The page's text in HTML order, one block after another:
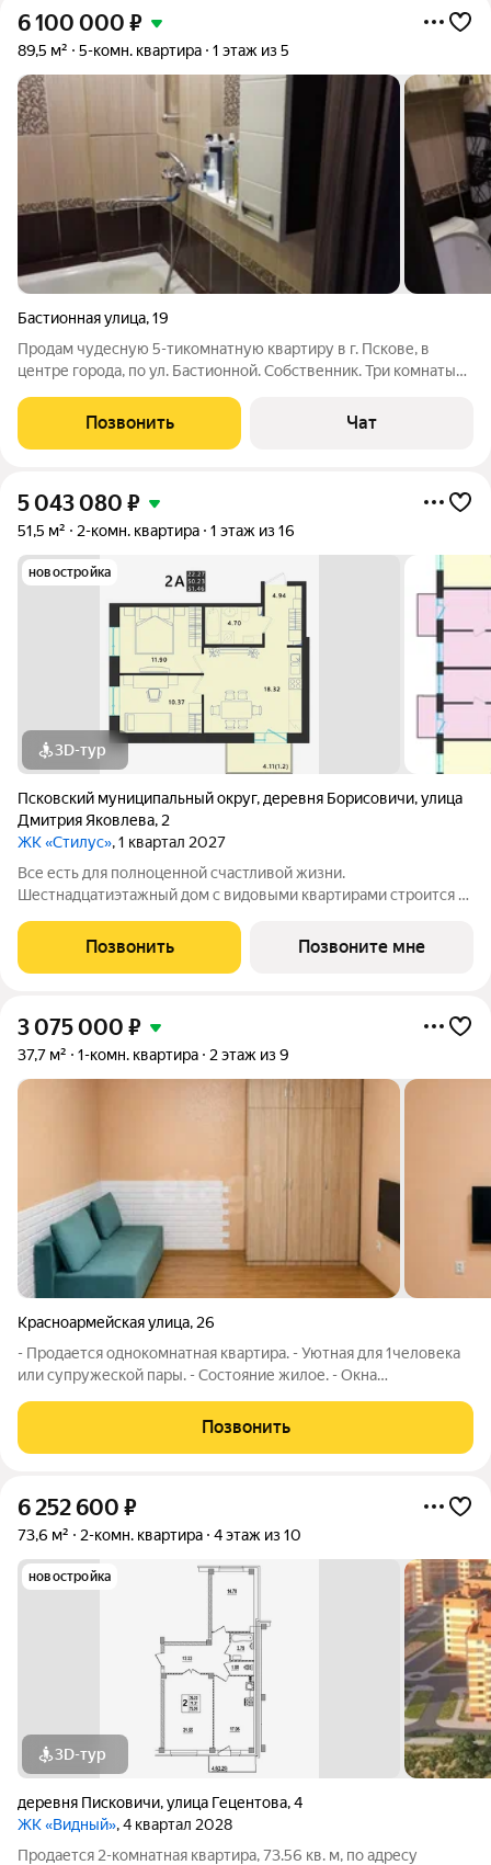
6 100 000 ₽
89,5 м² 5-комн. квартира 1 этаж из 5
Бастионная улица,19
Продам чудесную 5-тикомнатную квартиру в г. Пскове, в
центре города, по ул. Бастионной. Собственник. Три комнаты
перепланировка. В квартире три чулана, достойная кухня, в
ванне тёплые полы. Во
Позвонить Чат
5 043 080 ₽
51,5 м² 2-комн. квартира 1 этаж из 16
новостройка
3D-тур
Псковский муниципальный округ, деревня Борисовичи,улица
Дмитрия Яковлева, 2
ЖК «Стилус», 1 квартал 2027
Все есть для полноценной счастливой жизни.
Шестнадцатиэтажный дом с видовыми квартирами строится в
инфраструктуры микрорайона «Борисовичи». Здесь комфорт
сочетается с удобством: развитая
Позвонить Позвоните мне
3 075 000 ₽
37,7 м² 1-комн. квартира 2 этаж из 9
Красноармейская улица, 26
- Продается однокомнатная квартира. - Уютная для 1человека
или супружеской пары. - Состояние жилое. - Окна
дома, что даёт возможность проветривания помещения. -
Квартира свободна от проживания!
Позвонить
6 252 600 ₽
73,6 м² 2-комн. квартира 4 этаж из 10
новостройка
3D-тур
деревня Писковичи,улица Гецентова,4
ЖК «Видный», 4 квартал 2028
Продается 2-комнатная квартира, 73.56 кв. м, по адресу